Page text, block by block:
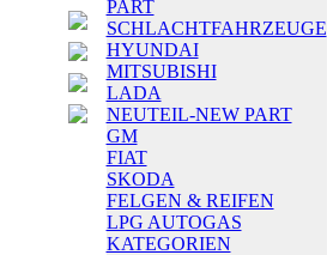
PART
SCHLACHTFAHRZEUGE
HYUNDAI
MITSUBISHI
LADA
NEUTEIL-NEW PART
GM
FIAT
SKODA
FELGEN & REIFEN
LPG AUTOGAS
KATEGORIEN